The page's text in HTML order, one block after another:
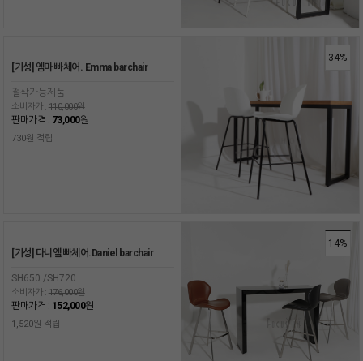
34%
[기성] 엠마 빠체어. Emma barchair
절삭가능제품
소비자가 : 110,000원
판매가격 : 73,000원
730원 적립
14%
[기성] 다니엘 빠체어.Daniel barchair
SH650 /SH720
소비자가 : 176,000원
판매가격 : 152,000원
1,520원 적립